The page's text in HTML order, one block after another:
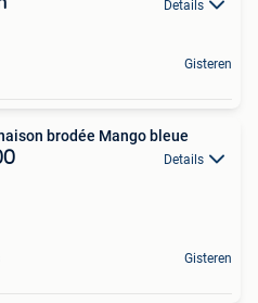
Details
Gisteren
brodée Mango bleue
Details
Gisteren